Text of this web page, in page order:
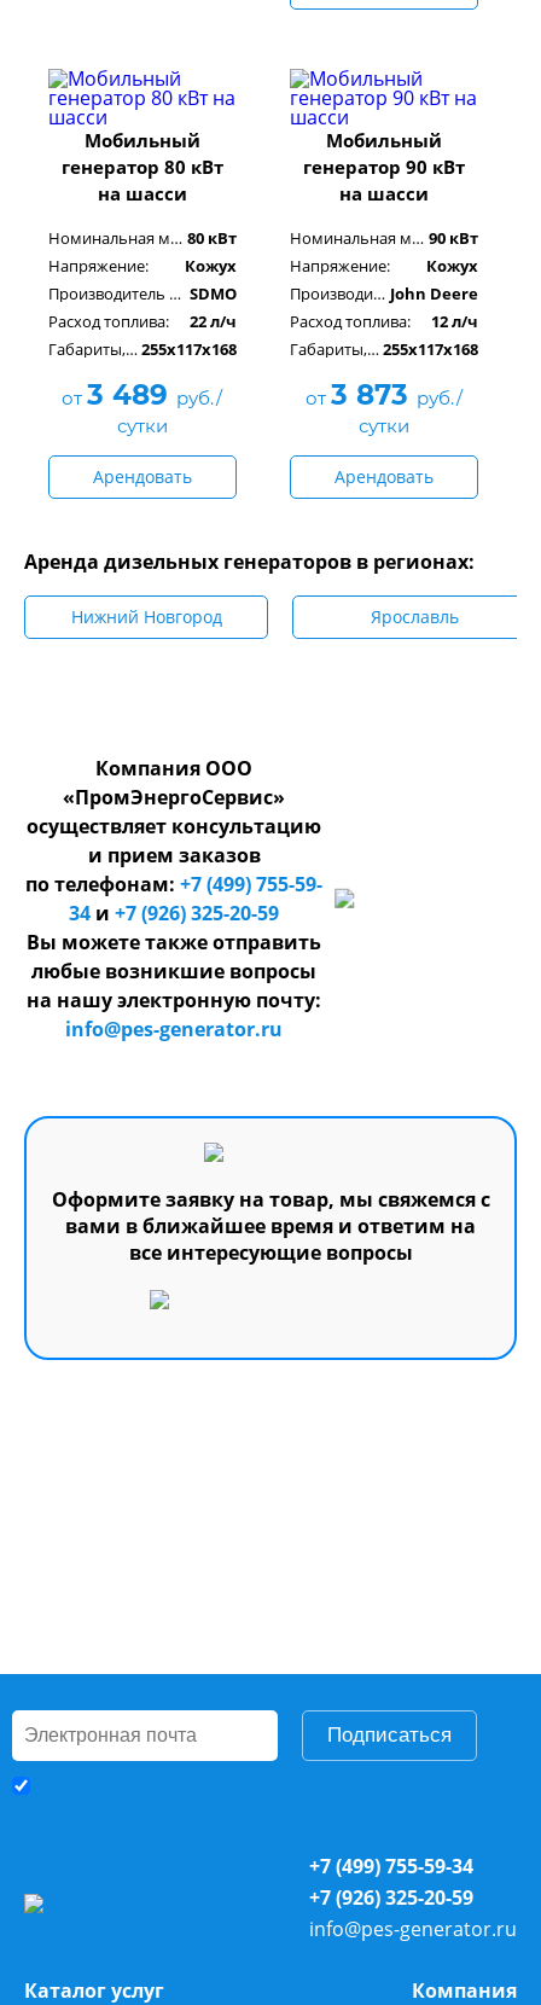
Мобильный
генератор 80 кВт
на шасси
Номинальная мощность: 80 кВт
Напряжение:
Кожух
Производитель двигателя: SDMO
Расход топлива:
22 л/ч
Габариты, см: 255x117x168
от3 489 руб./
сутки
Арендовать
Мобильный
генератор 90 кВт
на шасси
Номинальная мощность: 90 кВт
Напряжение:
Кожух
Производитель двигателя: John Deere
Расход топлива:
12 л/ч
Габариты, см: 255x117x168
от 3 873 руб./
сутки
Арендовать
Аренда дизельных генераторов в регионах:
Нижний Новгород Ярославль
Компания ООО
«ПромЭнергоСервис»
осуществляет консультацию
и прием заказов
по телефонам: +7 (499) 755-59-
34 и +7 (926) 325-20-59
Вы можете также отправить
любые возникшие вопросы
на нашу электронную почту:
info@pes-generator.ru
Оформите заявку на товар, мы свяжемся с
вами в ближайшее время и ответим на
все интересующие вопросы
Подписаться
+7 (499) 755-59-34
+7 (926) 325-20-59
info@pes-generator.ru
Каталог услуг Компания